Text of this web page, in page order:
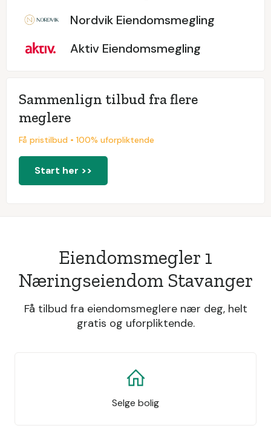
Nordvik Eiendomsmegling
Aktiv Eiendomsmegling
Sammenlign tilbud fra flere
meglere
Få pristilbud • 100% uforpliktende
Start her >>
Eiendomsmegler 1
Næringseiendom Stavanger
Få tilbud fra eiendomsmeglere nær deg, helt
gratis og uforpliktende.
Selge bolig